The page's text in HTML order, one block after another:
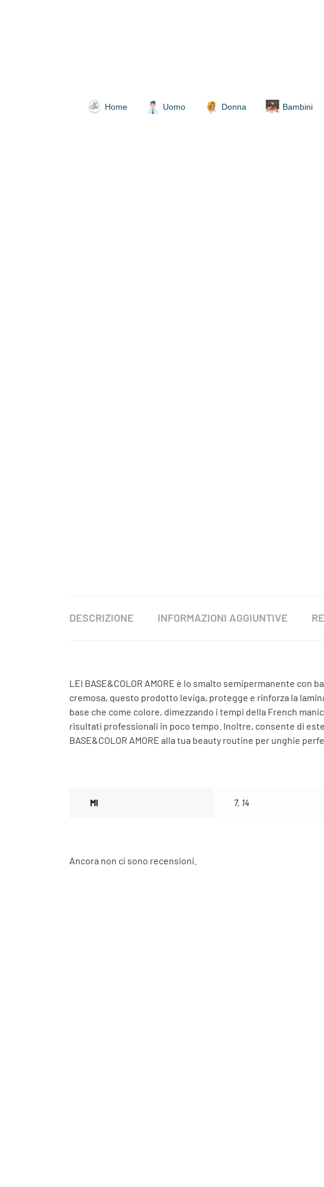
Home Uomo Donna Bambini
DESCRIZIONE INFORMAZIONI AGGIUNTIVE
LEI BASE&COLOR AMORE è lo smalto semipermanente
cremosa, questo prodotto leviga, protegge e rinforza la
base che come colore, dimezzando i tempi della French
risultati professionali in poco tempo. Inoltre, consente di
BASE&COLOR AMORE alla tua beauty routine per unghie
Ml 7, 14
Ancora non ci sono recensioni.